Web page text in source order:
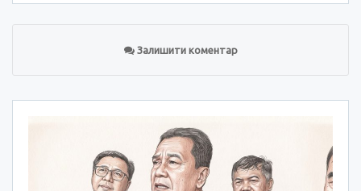
Залишити коментар